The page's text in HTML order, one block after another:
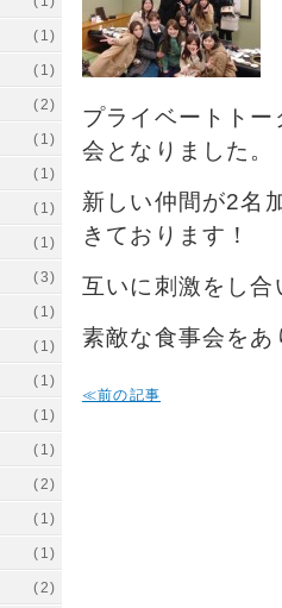
プライベートト
会となりました。
新しい仲間が2名
きております！
互いに刺激をし
素敵な食事会を
≪前の記事
(1)
(1)
(2)
(1)
(1)
(1)
(1)
(3)
(1)
(1)
(1)
(1)
(1)
(2)
(1)
(1)
(2)